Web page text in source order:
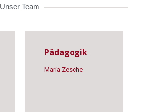
Unser Team
Pädagogik
Maria Zesche